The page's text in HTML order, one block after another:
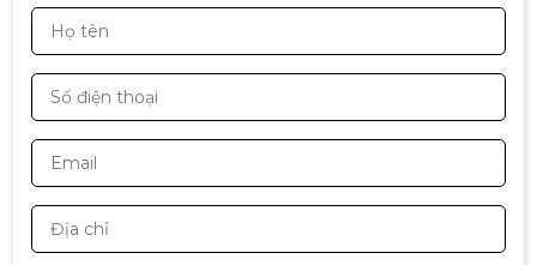
Thiết kế
dáng mỏng, thông dụng với vỏ được làm bằng
chất liệu nhựa bền, cao cấp và được phủ một lớp
sơn màu đen chống bụi bảo vệ bàn phím khỏi
những chấn động bất chợt, giảm thiểu thiệt hại
cho các linh kiện bên trong.
320.000đ 390.000đ
Bàn phím cơ DareU EK87 V2 Gray
Black PBT Dream switch